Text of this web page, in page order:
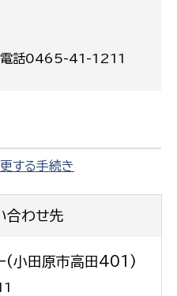
電話0465-41-1211
する手続き
合わせ先
(小田原市高田401)